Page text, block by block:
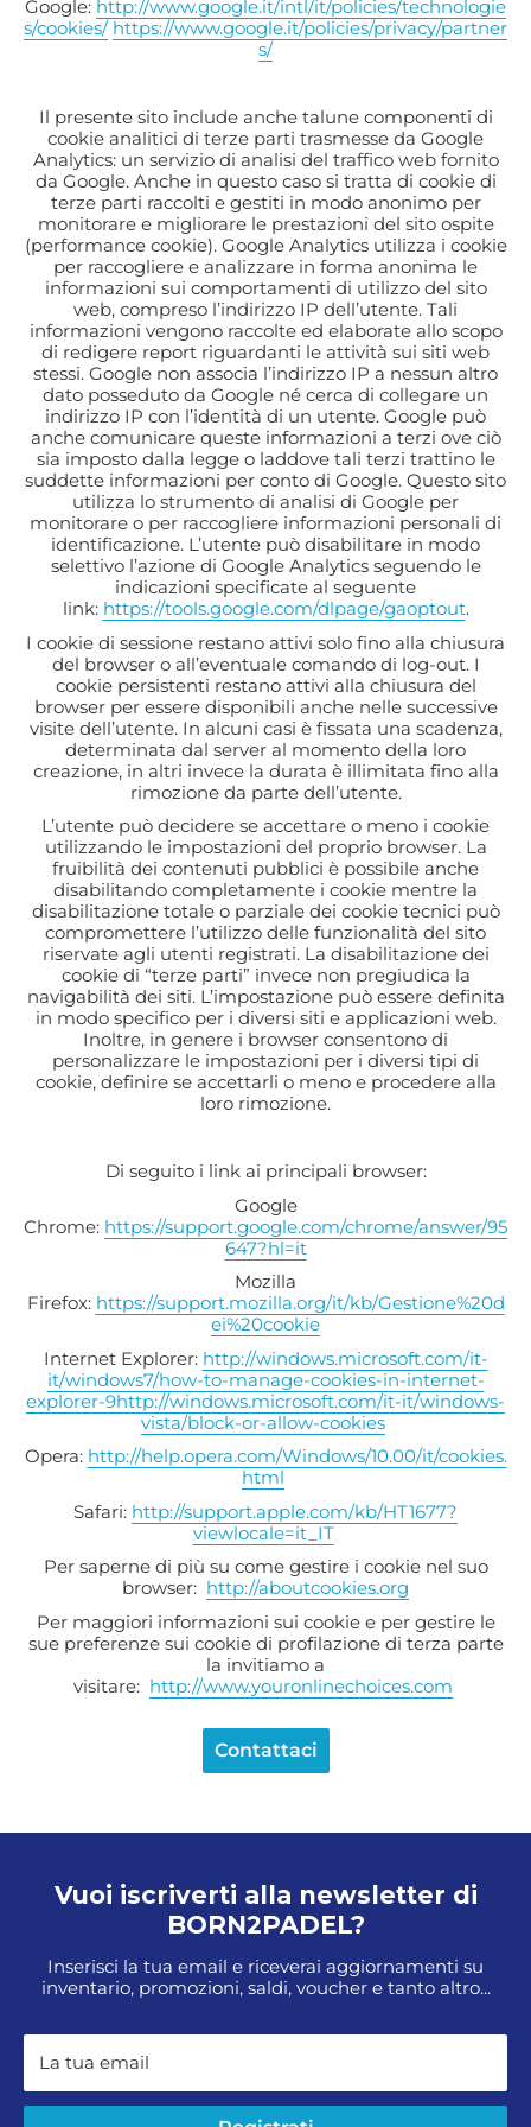
Google: http://www.google.it/intl/it/policies/technologie
s/cookies/ https://www.google.it/policies/privacy/partner
s/
Il presente sito include anche talune componenti di
cookie analitici di terze parti trasmesse da Google
Analytics: un servizio di analisi del traffico web fornito
da Google. Anche in questo caso si tratta di cookie di
terze parti raccolti e gestiti in modo anonimo per
monitorare e migliorare le prestazioni del sito ospite
(performance cookie). Google Analytics utilizza i cookie
per raccogliere e analizzare in forma anonima le
informazioni sui comportamenti di utilizzo del sito
web, compreso l’indirizzo IP dell’utente. Tali
informazioni vengono raccolte ed elaborate allo scopo
di redigere report riguardanti le attività sui siti web
stessi. Google non associa l’indirizzo IP a nessun altro
dato posseduto da Google né cerca di collegare un
indirizzo IP con l’identità di un utente. Google può
anche comunicare queste informazioni a terzi ove ciò
sia imposto dalla legge o laddove tali terzi trattino le
suddette informazioni per conto di Google. Questo sito
utilizza lo strumento di analisi di Google per
monitorare o per raccogliere informazioni personali di
identificazione. L’utente può disabilitare in modo
selettivo l’azione di Google Analytics seguendo le
indicazioni specificate al seguente
link: https://tools.google.com/dlpage/gaoptout.
I cookie di sessione restano attivi solo fino alla chiusura
del browser o all’eventuale comando di log-out. I
cookie persistenti restano attivi alla chiusura del
browser per essere disponibili anche nelle successive
visite dell’utente. In alcuni casi è fissata una scadenza,
determinata dal server al momento della loro
creazione, in altri invece la durata è illimitata fino alla
rimozione da parte dell’utente.
L’utente può decidere se accettare o meno i cookie
utilizzando le impostazioni del proprio browser. La
fruibilità dei contenuti pubblici è possibile anche
disabilitando completamente i cookie mentre la
disabilitazione totale o parziale dei cookie tecnici può
compromettere l’utilizzo delle funzionalità del sito
riservate agli utenti registrati. La disabilitazione dei
cookie di “terze parti” invece non pregiudica la
navigabilità dei siti. L’impostazione può essere definita
in modo specifico per i diversi siti e applicazioni web.
Inoltre, in genere i browser consentono di
personalizzare le impostazioni per i diversi tipi di
cookie, definire se accettarli o meno e procedere alla
loro rimozione.
Di seguito i link ai principali browser:
Google
Chrome: https://support.google.com/chrome/answer/95
647?hl=it
Mozilla
Firefox: https://support.mozilla.org/it/kb/Gestione%20d
ei%20cookie
Internet Explorer: http://windows.microsoft.com/it-
it/windows7/how-to-manage-cookies-in-internet-
explorer-9http://windows.microsoft.com/it-it/windows-
vista/block-or-allow-cookies
Opera: http://help.opera.com/Windows/10.00/it/cookies.
html
Safari: http://support.apple.com/kb/HT1677?
viewlocale=it_IT
Per saperne di più su come gestire i cookie nel suo
browser: http://aboutcookies.org
Per maggiori informazioni sui cookie e per gestire le
sue preferenze sui cookie di profilazione di terza parte
la invitiamo a
visitare: http://www.youronlinechoices.com
Contattaci
Vuoi iscriverti alla newsletter di
BORN2PADEL?
Inserisci la tua email e riceverai aggiornamenti su
inventario, promozioni, saldi, voucher e tanto altro...
La tua email